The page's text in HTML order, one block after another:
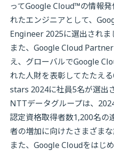
ってGoogle Cloud™の情報
れたエンジニアとして、
Engineer 2025に選出されま
また、Google Cloud
え、グローバルでGoogle
れた人財を表彰してたたえ
stars 2024に社員5名が選出
NTTデータグループは、
認定資格取得者数1,200名の
者の増加に向けたさまざまな
また、Google Cloudをはじ